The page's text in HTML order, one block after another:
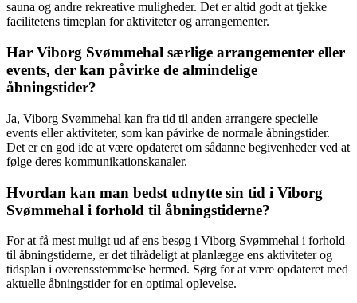
sauna og andre rekreative muligheder. Det er altid godt at tjekke
facilitetens timeplan for aktiviteter og arrangementer.
Har Viborg Svømmehal særlige arrangementer eller
events, der kan påvirke de almindelige
åbningstider?
Ja, Viborg Svømmehal kan fra tid til anden arrangere specielle
events eller aktiviteter, som kan påvirke de normale åbningstider.
Det er en god ide at være opdateret om sådanne begivenheder ved at
følge deres kommunikationskanaler.
Hvordan kan man bedst udnytte sin tid i Viborg
Svømmehal i forhold til åbningstiderne?
For at få mest muligt ud af ens besøg i Viborg Svømmehal i forhold
til åbningstiderne, er det tilrådeligt at planlægge ens aktiviteter og
tidsplan i overensstemmelse hermed. Sørg for at være opdateret med
aktuelle åbningstider for en optimal oplevelse.